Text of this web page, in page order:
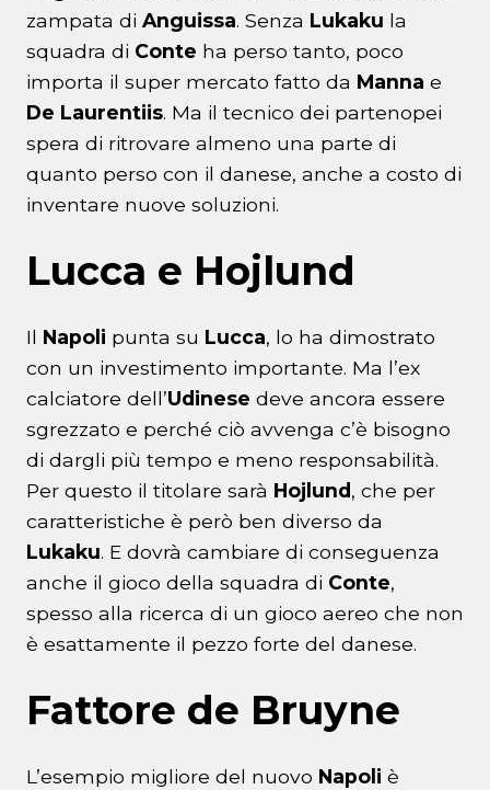
zampata di Anguissa. Senza Lukaku la
squadra di Conte ha perso tanto, poco
importa il super mercato fatto da Manna e
De Laurentiis. Ma il tecnico dei partenopei
spera di ritrovare almeno una parte di
quanto perso con il danese, anche a costo di
inventare nuove soluzioni.
Lucca e Hojlund
Il Napoli punta su Lucca, lo ha dimostrato
con un investimento importante. Ma l’ex
calciatore dell’Udinese deve ancora essere
sgrezzato e perché ciò avvenga c’è bisogno
di dargli più tempo e meno responsabilità.
Per questo il titolare sarà Hojlund, che per
caratteristiche è però ben diverso da
Lukaku. E dovrà cambiare di conseguenza
anche il gioco della squadra di Conte,
spesso alla ricerca di un gioco aereo che non
è esattamente il pezzo forte del danese.
Fattore de Bruyne
L’esempio migliore del nuovo Napoli è